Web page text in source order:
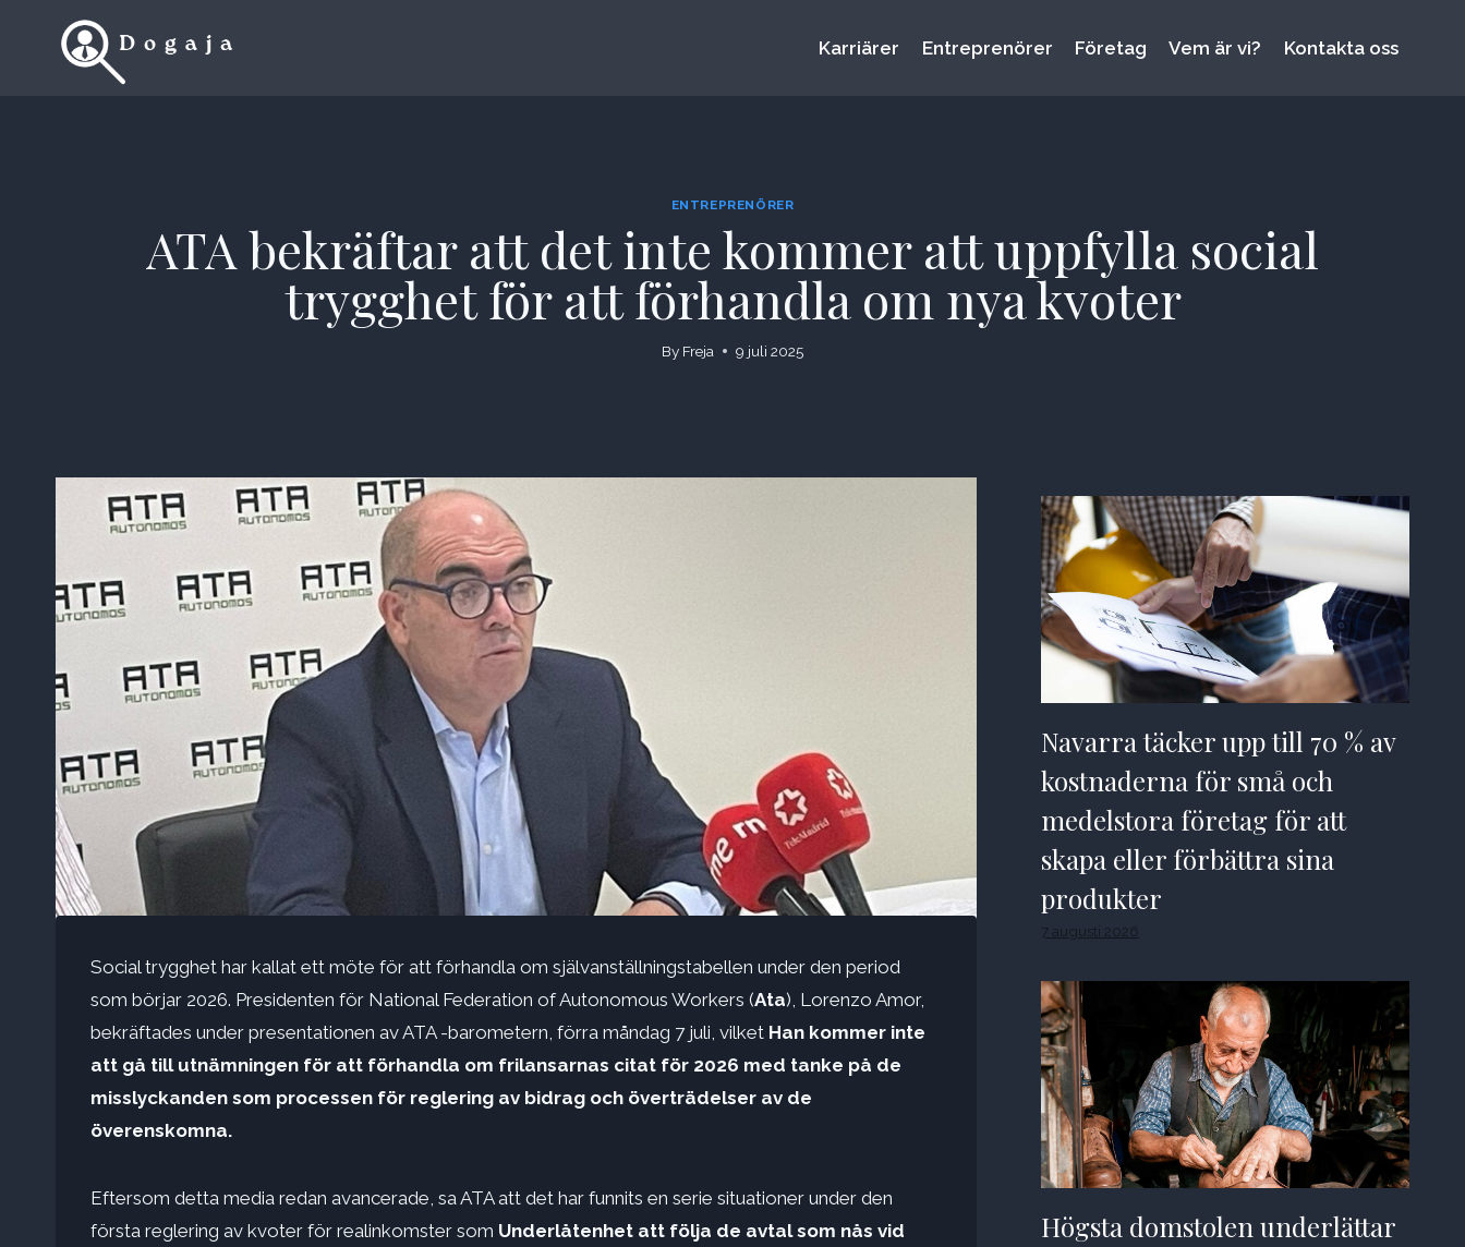
Karriärer Entreprenörer Företag Vem är vi? Kontakta oss
ENTREPRENÖRER
ATA bekräftar att det inte kommer att uppfylla social
trygghet för att förhandla om nya kvoter
By Freja 9 juli 2025
Social trygghet har kallat ett möte för att förhandla om självanställningstabellen under den period
som börjar 2026. Presidenten för National Federation of Autonomous Workers (Ata), Lorenzo Amor,
bekräftades under presentationen av ATA -barometern, förra måndag 7 juli, vilket Han kommer inte
att gå till utnämningen för att förhandla om frilansarnas citat för 2026 med tanke på de
misslyckanden som processen för reglering av bidrag och överträdelser av de
överenskomna.
Eftersom detta media redan avancerade, sa ATA att det har funnits en serie situationer under den
första reglering av kvoter för realinkomster som Underlåtenhet att följa de avtal som nås vid
Navarra täcker upp till 70 % av
kostnaderna för små och
medelstora företag för att
skapa eller förbättra sina
produkter
7 augusti 2026
Högsta domstolen underlättar